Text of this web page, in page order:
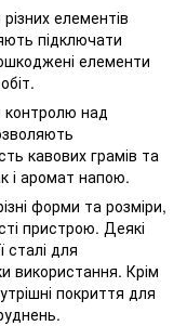
елементів
підключати
елементи
над
кавових грамів та
і аромат напою.
форми та розміри,
пристрою. Деякі
сталі для
використання. Крім
покриття для